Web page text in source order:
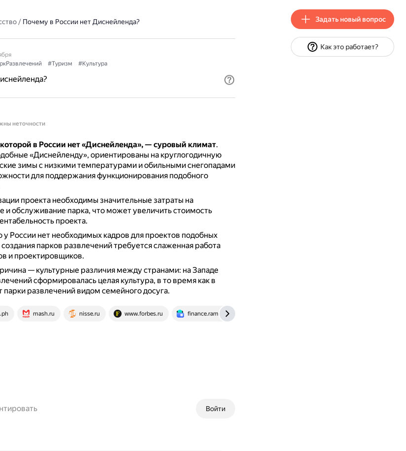
/ Почему в России нет Диснейленда?
#Туризм #Культура
неточности
в России нет «Диснейленда», — суровый климат.
«Диснейленду», ориентированы на круглогодичную
зимы с низкими температурами и обильными снегопадами
для поддержания функционирования подобного
проекта необходимы значительные затраты на
и обслуживание парка, что может увеличить стоимость
проекта.
у России нет необходимых кадров для проектов подобных
парков развлечений требуется слаженная работа
и проектировщиков.
— культурные различия между странами: на Западе
сформировалась целая культура, в то время как в
парки развлечений видом семейного досуга.
mash.ru nisse.ru www.forbes.ru finance.rambler.ru
Войти
Задать новый вопрос
Как это работает?